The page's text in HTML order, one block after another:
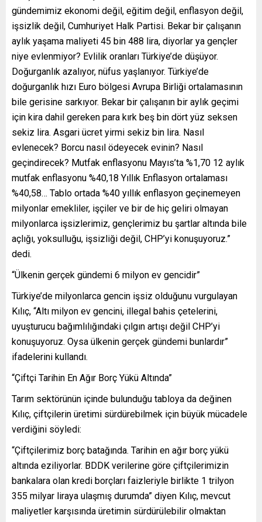
gündemimiz ekonomi değil, eğitim değil, enflasyon değil,
işsizlik değil, Cumhuriyet Halk Partisi. Bekar bir çalışanın
aylık yaşama maliyeti 45 bin 488 lira, diyorlar ya gençler
niye evlenmiyor? Evlilik oranları Türkiye’de düşüyor.
Doğurganlık azalıyor, nüfus yaşlanıyor. Türkiye’de
doğurganlık hızı Euro bölgesi Avrupa Birliği ortalamasının
bile gerisine sarkıyor. Bekar bir çalışanın bir aylık geçimi
için kira dahil gereken para kırk beş bin dört yüz seksen
sekiz lira. Asgari ücret yirmi sekiz bin lira. Nasıl
evlenecek? Borcu nasıl ödeyecek evinin? Nasıl
geçindirecek? Mutfak enflasyonu Mayıs’ta %1,70 12 aylık
mutfak enflasyonu %40,18 Yıllık Enflasyon ortalaması
%40,58… Tablo ortada %40 yıllık enflasyon geçinemeyen
milyonlar emekliler, işçiler ve bir de hiç geliri olmayan
milyonlarca işsizlerimiz, gençlerimiz bu şartlar altında bile
açlığı, yoksulluğu, işsizliği değil, CHP’yi konuşuyoruz.”
dedi.
“Ülkenin gerçek gündemi 6 milyon ev gencidir”
Türkiye’de milyonlarca gencin işsiz olduğunu vurgulayan
Kılıç, “Altı milyon ev gencini, illegal bahis çetelerini,
uyuşturucu bağımlılığındaki çılgın artışı değil CHP’yi
konuşuyoruz. Oysa ülkenin gerçek gündemi bunlardır”
ifadelerini kullandı.
“Çiftçi Tarihin En Ağır Borç Yükü Altında”
Tarım sektörünün içinde bulunduğu tabloya da değinen
Kılıç, çiftçilerin üretimi sürdürebilmek için büyük mücadele
verdiğini söyledi:
“Çiftçilerimiz borç batağında. Tarihin en ağır borç yükü
altında eziliyorlar. BDDK verilerine göre çiftçilerimizin
bankalara olan kredi borçları faizleriyle birlikte 1 trilyon
355 milyar liraya ulaşmış durumda” diyen Kılıç, mevcut
maliyetler karşısında üretimin sürdürülebilir olmaktan